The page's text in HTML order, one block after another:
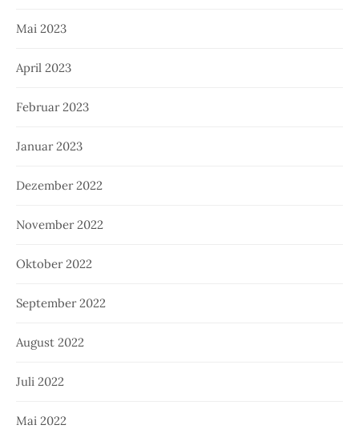
Mai 2023
April 2023
Februar 2023
Januar 2023
Dezember 2022
November 2022
Oktober 2022
September 2022
August 2022
Juli 2022
Mai 2022